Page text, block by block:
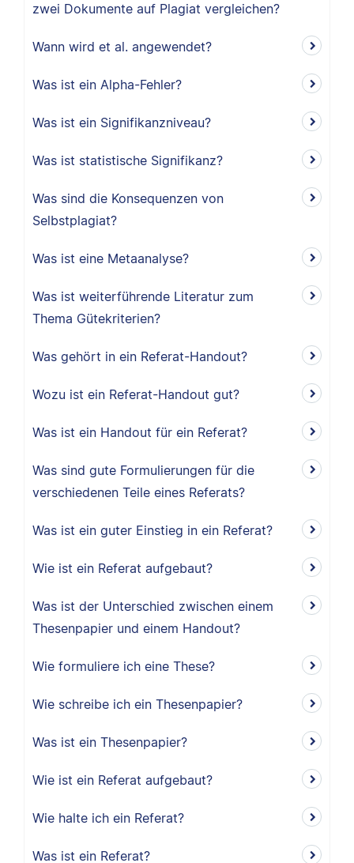
zwei Dokumente auf Plagiat vergleichen?
Wann wird et al. angewendet?
Was ist ein Alpha-Fehler?
Was ist ein Signifikanzniveau?
Was ist statistische Signifikanz?
Was sind die Konsequenzen von
Selbstplagiat?
Was ist eine Metaanalyse?
Was ist weiterführende Literatur zum
Thema Gütekriterien?
Was gehört in ein Referat-Handout?
Wozu ist ein Referat-Handout gut?
Was ist ein Handout für ein Referat?
Was sind gute Formulierungen für die
verschiedenen Teile eines Referats?
Was ist ein guter Einstieg in ein Referat?
Wie ist ein Referat aufgebaut?
Was ist der Unterschied zwischen einem
Thesenpapier und einem Handout?
Wie formuliere ich eine These?
Wie schreibe ich ein Thesenpapier?
Was ist ein Thesenpapier?
Wie ist ein Referat aufgebaut?
Wie halte ich ein Referat?
Was ist ein Referat?